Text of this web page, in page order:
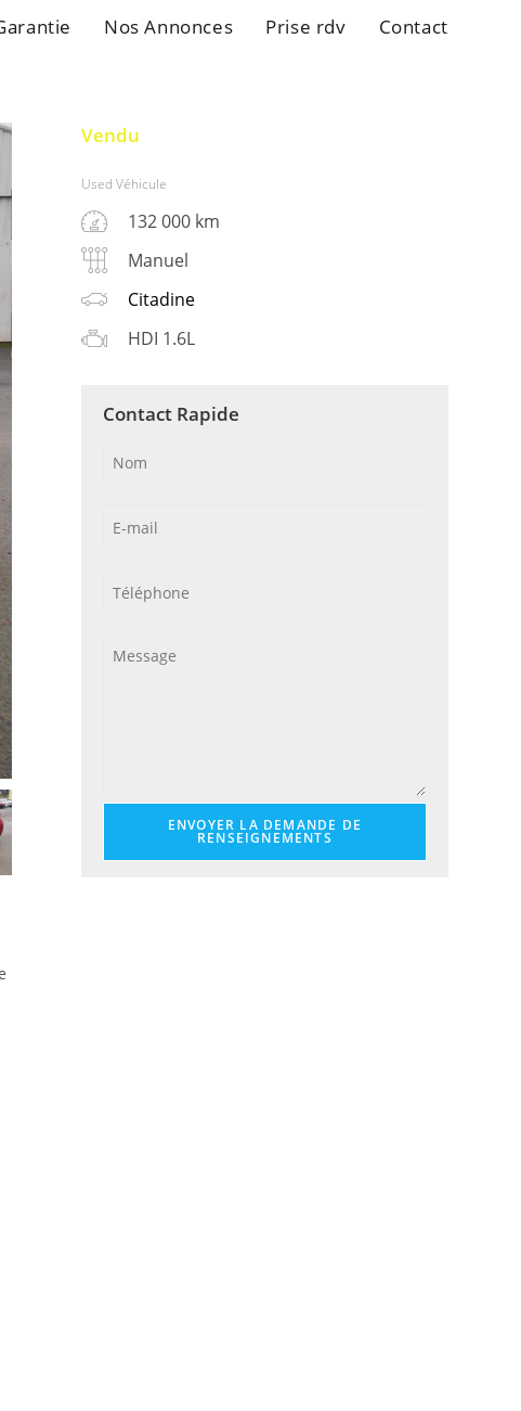
Nos Annonces Prise rdv Contact
Vendu
Used Véhicule
132 000 km
Manuel
Citadine
HDI 1.6L
Contact Rapide
ENVOYER LA DEMANDE DE
RENSEIGNEMENTS